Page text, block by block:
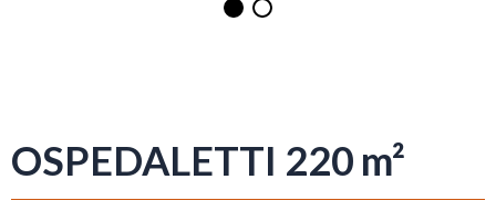
OSPEDALETTI 220 m²​